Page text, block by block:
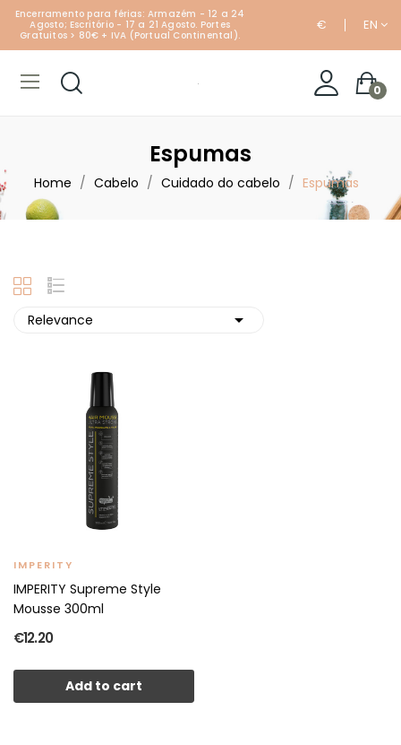
Encerramento para férias: Armazém - 12 a 24
Agosto; Escritório - 17 a 21 Agosto. Portes
Gratuitos > 80€ + IVA (Portual Continental).
€ EN
0
Espumas
Home Cabelo Cuidado do cabelo Espumas
Relevance 
IMPERITY
IMPERITY Supreme Style
Mousse 300ml
€12.20
Add to cart